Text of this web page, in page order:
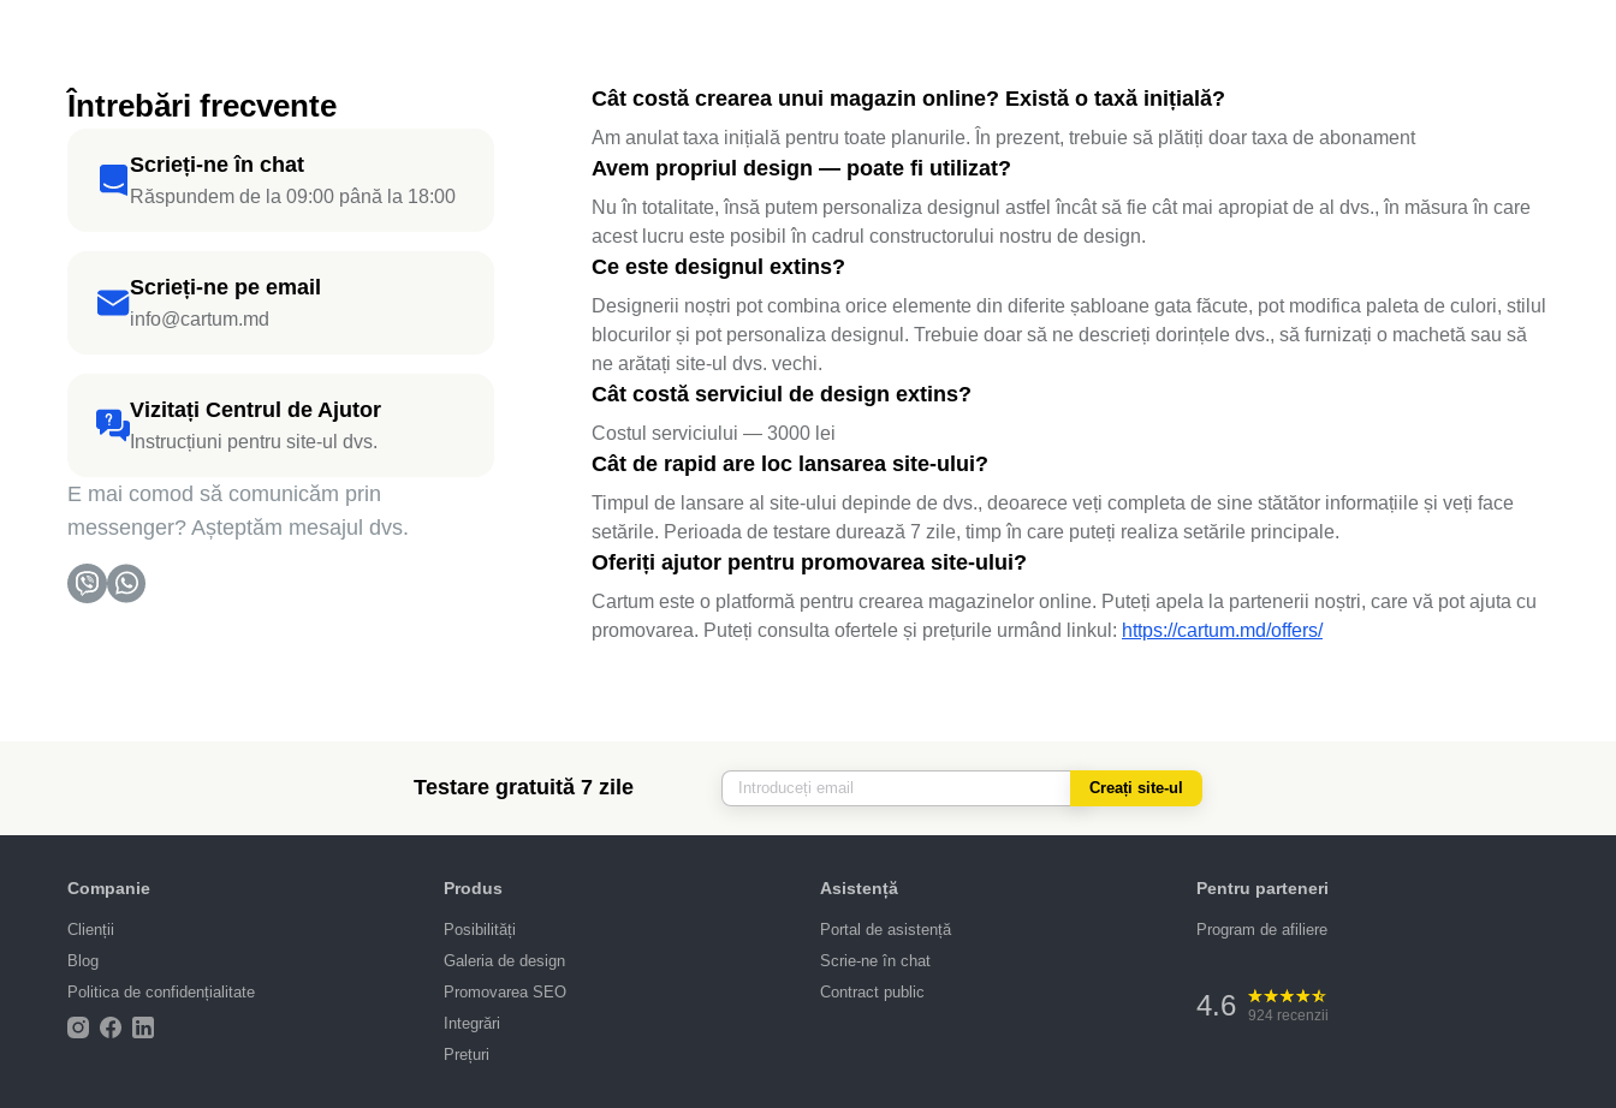
Întrebări frecvente
Scrieți-ne în chat
Răspundem de la 09:00 până la 18:00
Scrieți-ne pe email
info@cartum.md
Vizitați Centrul de Ajutor
Instrucțiuni pentru site-ul dvs.
E mai comod să comunicăm prin
messenger? Așteptăm mesajul dvs.
Cât costă crearea unui magazin online? Există o taxă inițială?
Am anulat taxa inițială pentru toate planurile. În prezent, trebuie să plătiți doar taxa de abonament
Avem propriul design — poate fi utilizat?
Nu în totalitate, însă putem personaliza designul astfel încât să fie cât mai apropiat de al dvs., în măsura în care
acest lucru este posibil în cadrul constructorului nostru de design.
Ce este designul extins?
Designerii noștri pot combina orice elemente din diferite șabloane gata făcute, pot modifica paleta de culori, stilul
blocurilor și pot personaliza designul. Trebuie doar să ne descrieți dorințele dvs., să furnizați o machetă sau să
ne arătați site-ul dvs. vechi.
Cât costă serviciul de design extins?
Costul serviciului — 3000 lei
Cât de rapid are loc lansarea site-ului?
Timpul de lansare al site-ului depinde de dvs., deoarece veți completa de sine stătător informațiile și veți face
setările. Perioada de testare durează 7 zile, timp în care puteți realiza setările principale.
Oferiți ajutor pentru promovarea site-ului?
Cartum este o platformă pentru crearea magazinelor online. Puteți apela la partenerii noștri, care vă pot ajuta cu
promovarea. Puteți consulta ofertele și prețurile urmând linkul: https://cartum.md/offers/
Testare gratuită 7 zile Creați site-ul
Companie
Clienții
Blog
Politica de confidențialitate
Produs
Posibilități
Galeria de design
Promovarea SEO
Integrări
Prețuri
Asistență
Portal de asistență
Scrie-ne în chat
Contract public
Pentru parteneri
Program de afiliere
4.6 924 recenzii